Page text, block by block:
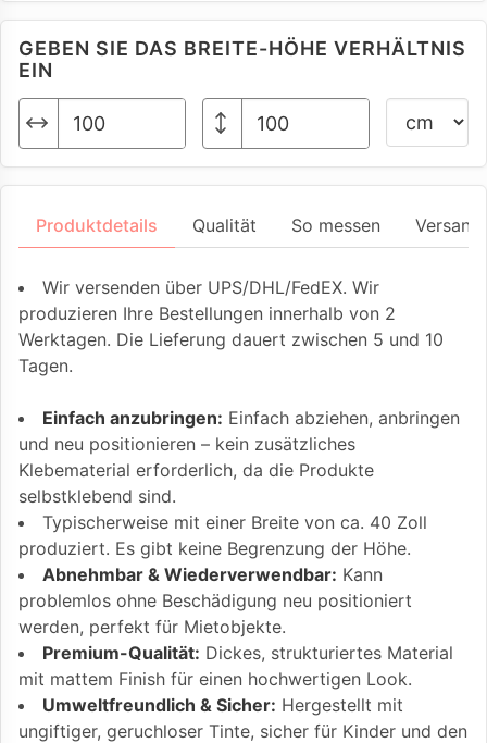
GEBEN SIE DAS BREITE-HÖHE VERHÄLTNIS
EIN
Produktdetails Qualität So messen
Wir versenden über UPS/DHL/FedEX. Wir
produzieren Ihre Bestellungen innerhalb von 2
Werktagen. Die Lieferung dauert zwischen 5 und 10
Tagen.
Einfach anzubringen: Einfach abziehen, anbringen
und neu positionieren – kein zusätzliches
Klebematerial erforderlich, da die Produkte
selbstklebend sind.
Typischerweise mit einer Breite von ca. 40 Zoll
produziert. Es gibt keine Begrenzung der Höhe.
Abnehmbar & Wiederverwendbar: Kann
problemlos ohne Beschädigung neu positioniert
werden, perfekt für Mietobjekte.
Premium-Qualität: Dickes, strukturiertes Material
mit mattem Finish für einen hochwertigen Look.
Umweltfreundlich & Sicher: Hergestellt mit
ungiftiger, geruchloser Tinte, sicher für Kinder und den